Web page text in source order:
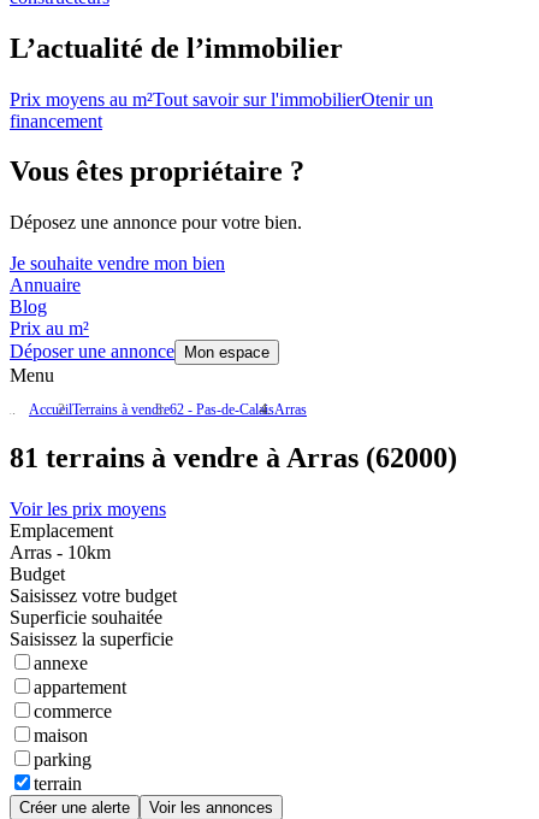
L’actualité de l’immobilier
Prix moyens au m²Tout savoir sur l'immobilierOtenir un
financement
Vous êtes propriétaire ?
Déposez une annonce pour votre bien.
Je souhaite vendre mon bien
Annuaire
Blog
Prix au m²
Déposer une annonce
Mon espace
Menu
AccueilTerrains à vendre62 - Pas-de-CalaisArras
81 terrains à vendre à Arras (62000)
Voir les prix moyens
Emplacement
Arras - 10km
Budget
Saisissez votre budget
Superficie souhaitée
Saisissez la superficie
annexe
appartement
commerce
maison
parking
terrain
Créer une alerte Voir les annonces